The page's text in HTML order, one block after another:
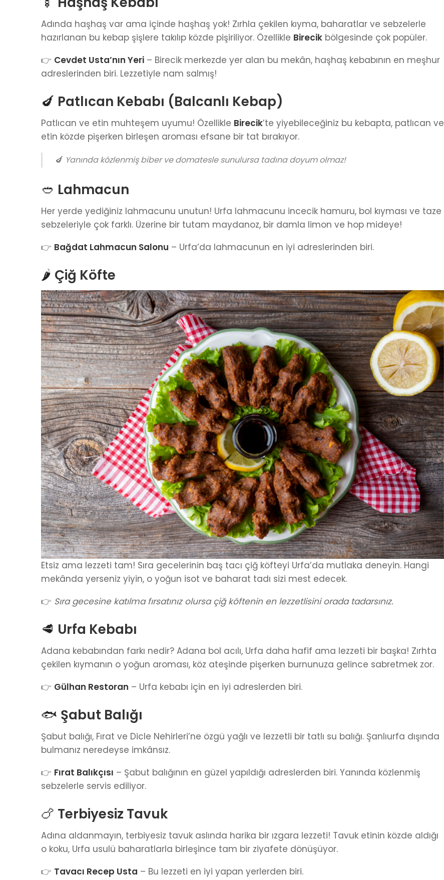
Adında haşhaş var ama içinde haşhaş yok! Zırhla çekilen kıyma, baharatlar ve sebzelerle
hazırlanan bu kebap şişlere takılıp közde pişiriliyor. Özellikle Birecik bölgesinde çok popüler.
👉 Cevdet Usta’nın Yeri – Birecik merkezde yer alan bu mekân, haşhaş kebabının en meşhur
adreslerinden biri. Lezzetiyle nam salmış!
🍆 Patlıcan Kebabı (Balcanlı Kebap)
Patlıcan ve etin muhteşem uyumu! Özellikle Birecik’te yiyebileceğiniz bu kebapta, patlıcan ve
etin közde pişerken birleşen aroması efsane bir tat bırakıyor.
🍆 Yanında közlenmiş biber ve domatesle sunulursa tadına doyum olmaz!
🥙 Lahmacun
Her yerde yediğiniz lahmacunu unutun! Urfa lahmacunu incecik hamuru, bol kıyması ve taze
sebzeleriyle çok farklı. Üzerine bir tutam maydanoz, bir damla limon ve hop mideye!
👉 Bağdat Lahmacun Salonu – Urfa’da lahmacunun en iyi adreslerinden biri.
🌶️ Çiğ Köfte
Etsiz ama lezzeti tam! Sıra gecelerinin baş tacı çiğ köfteyi Urfa’da mutlaka deneyin. Hangi
mekânda yerseniz yiyin, o yoğun isot ve baharat tadı sizi mest edecek.
👉 Sıra gecesine katılma fırsatınız olursa çiğ köftenin en lezzetlisini orada tadarsınız.
🥩 Urfa Kebabı
Adana kebabından farkı nedir? Adana bol acılı, Urfa daha hafif ama lezzeti bir başka! Zırhta
çekilen kıymanın o yoğun aroması, köz ateşinde pişerken burnunuza gelince sabretmek zor.
👉 Gülhan Restoran – Urfa kebabı için en iyi adreslerden biri.
🐟 Şabut Balığı
Şabut balığı, Fırat ve Dicle Nehirleri’ne özgü yağlı ve lezzetli bir tatlı su balığı. Şanlıurfa dışında
bulmanız neredeyse imkânsız.
👉 Fırat Balıkçısı – Şabut balığının en güzel yapıldığı adreslerden biri. Yanında közlenmiş
sebzelerle servis ediliyor.
🍗 Terbiyesiz Tavuk
Adına aldanmayın, terbiyesiz tavuk aslında harika bir ızgara lezzeti! Tavuk etinin közde aldığı
o koku, Urfa usulü baharatlarla birleşince tam bir ziyafete dönüşüyor.
👉 Tavacı Recep Usta – Bu lezzeti en iyi yapan yerlerden biri.